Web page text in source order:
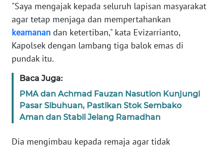
"Saya mengajak kepada seluruh lapisan masyarakat
agar tetap menjaga dan mempertahankan
keamanan dan ketertiban," kata Evizarrianto,
Kapolsek dengan lambang tiga balok emas di
pundak itu.
Baca Juga:
PMA dan Achmad Fauzan Nasution Kunjungi
Pasar Sibuhuan, Pastikan Stok Sembako
Aman dan Stabil Jelang Ramadhan
Dia mengimbau kepada remaja agar tidak
WN
KEPRI
WN
PAPUA
WN
PAPUA
BARAT